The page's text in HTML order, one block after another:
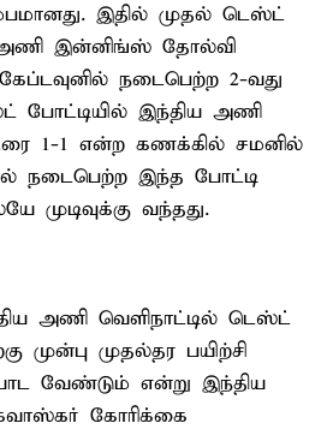
இதில் முதல் டெஸ்ட்
அணி இன்னிங்ஸ் தோல்வி
நடைபெற்ற 2-வது
போட்டியில் இந்திய அணி
1-1 என்ற கணக்கில் சமனில்
நடைபெற்ற இந்த போட்டி
முடிவுக்கு வந்தது.
அணி வெளிநாட்டில் டெஸ்ட்
முன்பு முதல்தர பயிற்சி
வேண்டும் என்று இந்திய
கோரிக்கை